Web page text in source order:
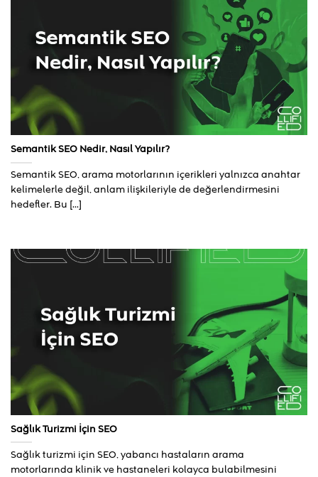
Semantik SEO Nedir, Nasıl Yapılır?
Semantik SEO, arama motorlarının içerikleri yalnızca anahtar
kelimelerle değil, anlam ilişkileriyle de değerlendirmesini
hedefler. Bu [...]
Sağlık Turizmi İçin SEO
Sağlık turizmi için SEO, yabancı hastaların arama
motorlarında klinik ve hastaneleri kolayca bulabilmesini